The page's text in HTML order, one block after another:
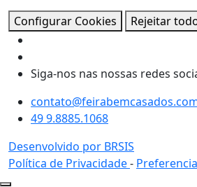
Configurar Cookies
Rejeitar
Siga-nos nas nossas redes
49 9.8885.1068
Desenvolvido por BRSIS
Política de Privacidade-